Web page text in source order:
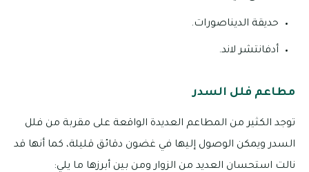
حديقة الديناصورات.
أدفانتشر لاند.
مطاعم فلل السدر
توجد الكثير من المطاعم العديدة الواقعة على مقربة من فلل
السدر ويمكن الوصول إليها في غضون دقائق قليلة، كما أنها قد
نالت استحسان العديد من الزوار ومن بين أبرزها ما يلي: